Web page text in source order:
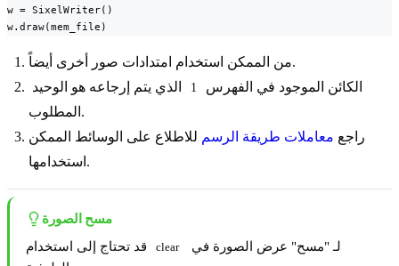
w = SixelWriter()
w.draw(mem_file)
من الممكن استخدام امتدادات صور أخرى أيضاً.
الكائن الموجود في الفهرس
1
الذي يتم إرجاعه هو الوحيد
المطلوب.
راجع معاملات طريقة الرسم للاطلاع على الوسائط الممكن
استخدامها.
مسح الصورة
clear